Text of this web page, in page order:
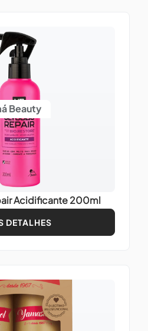
Beauty
Acidificante 200ml
DETALHES